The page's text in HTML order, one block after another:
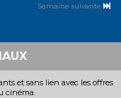
Semaine suivante
et sans lien avec les offres
cinéma.